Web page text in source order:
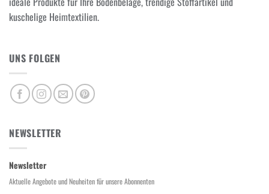
kuschelige Heimtextilien.
UNS FOLGEN
NEWSLETTER
Newsletter
Aktuelle Angebote und Neuheiten für unsere Abonnenten